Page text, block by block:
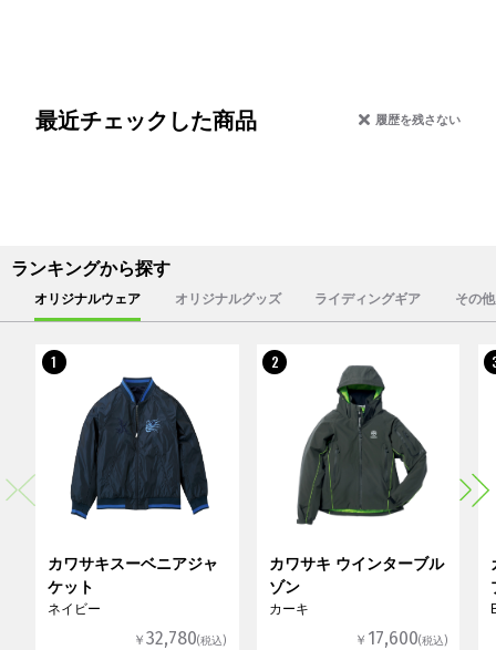
最近チェックした商品 履歴を残さない
ランキングから探す
オリジナルウェア オリジナルグッズ ライディングギア その
1
カワサキスーベニアジャ
ケット
ネイビー
￥32,780(税込)
2
カワサキ ウインターブル
ゾン
カーキ
￥ 17,600(税込)